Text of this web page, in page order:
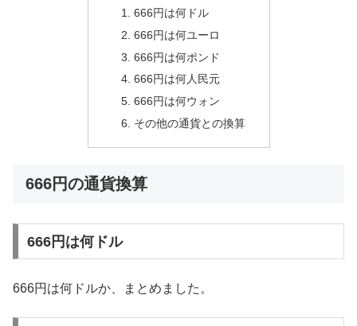
666円は何ドル
666円は何ユーロ
666円は何ポンド
666円は何人民元
666円は何ウォン
その他の通貨との換算
666円の通貨換算
666円は何ドル
666円は何ドルか、まとめました。